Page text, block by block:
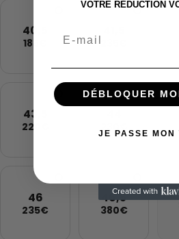
40,5
185€
43,5
220€ 230€
46
235€
46,5
380€
VOTRE RÉDUCTION
DÉBLOQUER
JE PASSE MON